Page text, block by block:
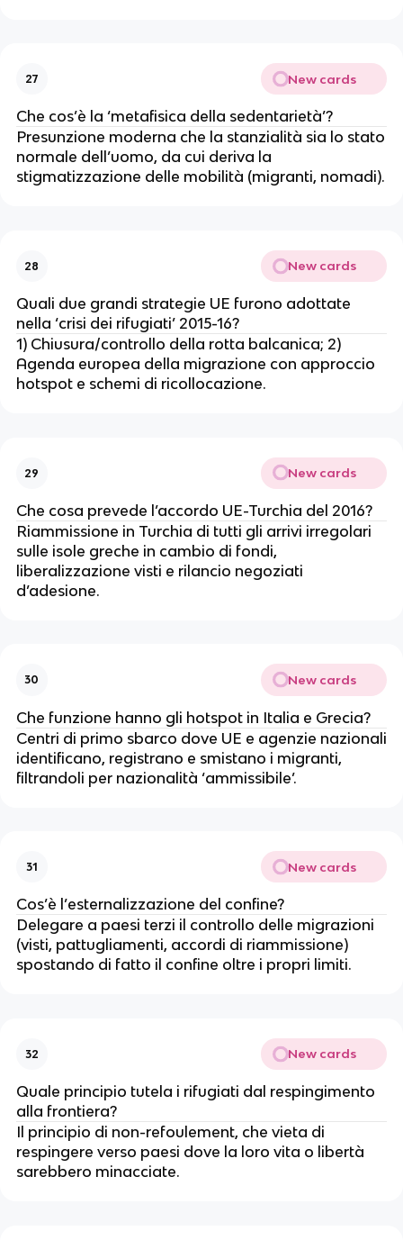
27 New cards
Che cos’è la ‘metafisica della sedentarietà’?
Presunzione moderna che la stanzialità sia lo stato
normale dell’uomo, da cui deriva la
stigmatizzazione delle mobilità (migranti, nomadi).
28 New cards
Quali due grandi strategie UE furono adottate
nella ‘crisi dei rifugiati’ 2015-16?
1) Chiusura/controllo della rotta balcanica; 2)
Agenda europea della migrazione con approccio
hotspot e schemi di ricollocazione.
29 New cards
Che cosa prevede l’accordo UE-Turchia del 2016?
Riammissione in Turchia di tutti gli arrivi irregolari
sulle isole greche in cambio di fondi,
liberalizzazione visti e rilancio negoziati
d’adesione.
30 New cards
Che funzione hanno gli hotspot in Italia e Grecia?
Centri di primo sbarco dove UE e agenzie nazionali
identificano, registrano e smistano i migranti,
filtrandoli per nazionalità ‘ammissibile’.
31 New cards
Cos’è l’esternalizzazione del confine?
Delegare a paesi terzi il controllo delle migrazioni
(visti, pattugliamenti, accordi di riammissione)
spostando di fatto il confine oltre i propri limiti.
32 New cards
Quale principio tutela i rifugiati dal respingimento
alla frontiera?
Il principio di non-refoulement, che vieta di
respingere verso paesi dove la loro vita o libertà
sarebbero minacciate.